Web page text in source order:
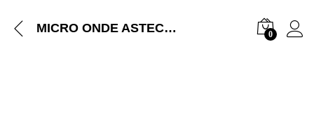
MICRO ONDE ASTECH 23L MANUEL 23MAF4IA 0